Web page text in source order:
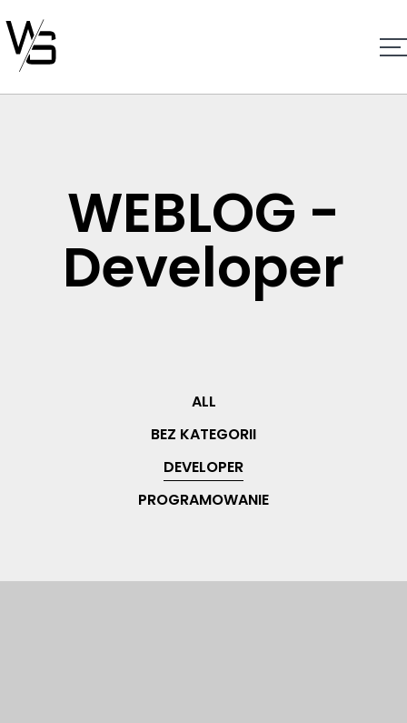
WEBLOG -
Developer
ALL
BEZ KATEGORII
DEVELOPER
PROGRAMOWANIE